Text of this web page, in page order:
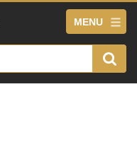
MENU